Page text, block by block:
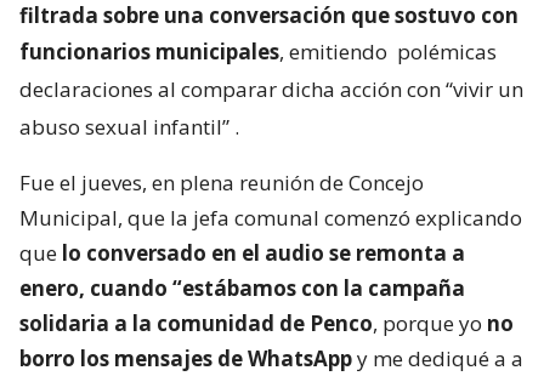
filtrada sobre una conversación que sostuvo con
funcionarios municipales, emitiendo polémicas
declaraciones al comparar dicha acción con “vivir un
abuso sexual infantil” .
Fue el jueves, en plena reunión de Concejo
Municipal, que la jefa comunal comenzó explicando
que lo conversado en el audio se remonta a
enero, cuando “estábamos con la campaña
solidaria a la comunidad de Penco, porque yo no
borro los mensajes de WhatsAppy me dediqué a a